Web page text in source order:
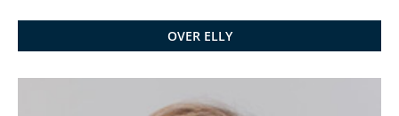
OVER ELLY